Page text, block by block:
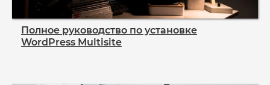
Полное руководство по установке
WordPress Multisite